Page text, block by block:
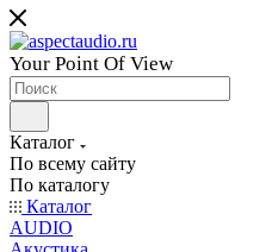
Your Point Of View
Каталог
По всему сайту
По каталогу
Каталог
AUDIO